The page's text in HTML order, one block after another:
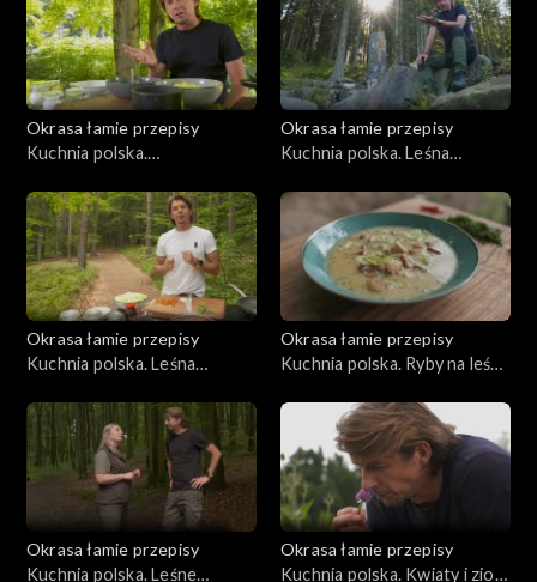
Okrasa łamie przepisy
Kuchnia polska.
Okrasa łamie przepisy
Kuchnia polska. Leśna
Okrasa łamie przepisy
Kuchnia polska. Leśna
Okrasa łamie przepisy
Kuchnia polska. Ryby na leśny
Okrasa łamie przepisy
Kuchnia polska. Leśne
Okrasa łamie przepisy
Kuchnia polska. Kwiaty i zioła